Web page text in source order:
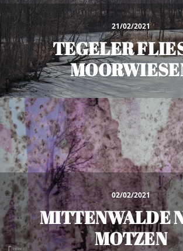
21/02/2021
TEGELER
OORWIESEN
02/02/2021
MITTENWALDE
MOTZEN